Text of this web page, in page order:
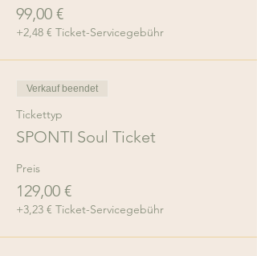
99,00 €
+2,48 € Ticket-Servicegebühr
Verkauf beendet
Tickettyp
SPONTI Soul Ticket
Preis
129,00 €
+3,23 € Ticket-Servicegebühr